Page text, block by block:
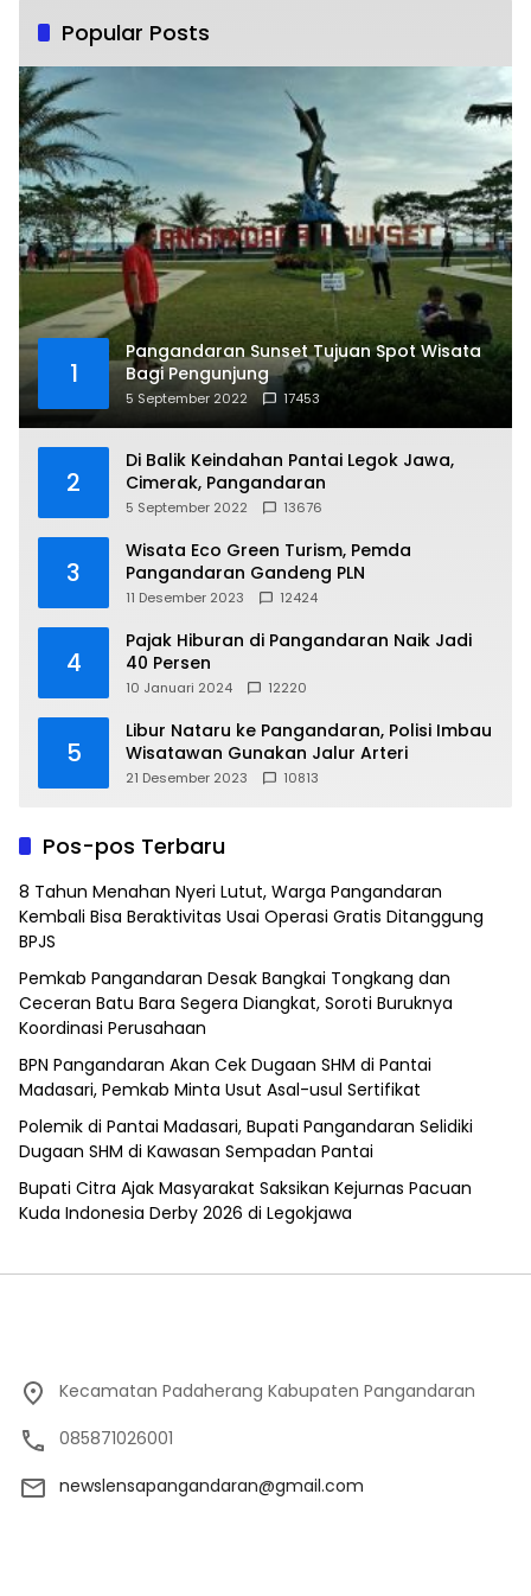
Popular Posts
1
Pangandaran Sunset Tujuan Spot Wisata
Bagi Pengunjung
5 September 2022 17453
2
Di Balik Keindahan Pantai Legok Jawa,
Cimerak, Pangandaran
5 September 2022 13676
3
Wisata Eco Green Turism, Pemda
Pangandaran Gandeng PLN
11 Desember 2023 12424
4
Pajak Hiburan di Pangandaran Naik Jadi
40 Persen
10 Januari 2024 12220
5
Libur Nataru ke Pangandaran, Polisi Imbau
Wisatawan Gunakan Jalur Arteri
21 Desember 2023 10813
Pos-pos Terbaru
8 Tahun Menahan Nyeri Lutut, Warga Pangandaran
Kembali Bisa Beraktivitas Usai Operasi Gratis Ditanggung
BPJS
Pemkab Pangandaran Desak Bangkai Tongkang dan
Ceceran Batu Bara Segera Diangkat, Soroti Buruknya
Koordinasi Perusahaan
BPN Pangandaran Akan Cek Dugaan SHM di Pantai
Madasari, Pemkab Minta Usut Asal-usul Sertifikat
Polemik di Pantai Madasari, Bupati Pangandaran Selidiki
Dugaan SHM di Kawasan Sempadan Pantai
Bupati Citra Ajak Masyarakat Saksikan Kejurnas Pacuan
Kuda Indonesia Derby 2026 di Legokjawa
Kecamatan Padaherang Kabupaten Pangandaran
085871026001
newslensapangandaran@gmail.com